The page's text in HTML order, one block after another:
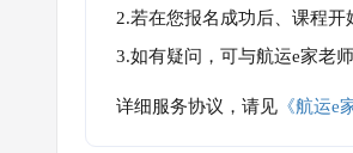
2.若在您报名成功后、课程
3.如有疑问，可与航运e家老
详细服务协议，请见 《航运e